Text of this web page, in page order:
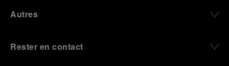
Autres
Rester en contact